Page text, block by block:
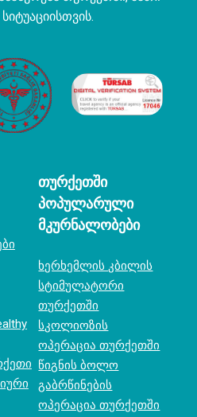
თურქეთში
პოპულარული
მკურნალობები
ხერხემლის კბილის
სტიმულატორი
თურქეთში
სკოლიოზის
ოპერაცია თურქეთში
წიგნის ბოლო
გაბრწინების
ოპერაცია თურქეთში